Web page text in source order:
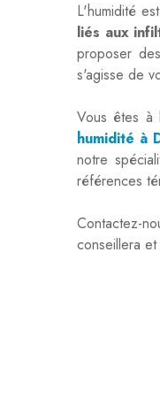
L'humidité
liés aux
proposer
s'agisse de
Vous êtes à
humidité à
notre
références
Contactez-
conseillera